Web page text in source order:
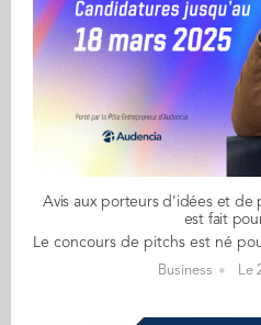
Avis aux porteurs d'idées et de
est fait
Business Le